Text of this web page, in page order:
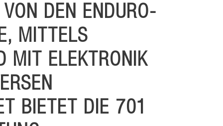
DEN ENDURO-
MITTELS
MIT ELEKTRONIK
BIETET DIE 701